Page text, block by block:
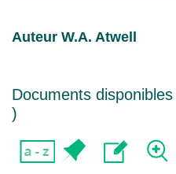
Auteur W.A. Atwell
Documents
)